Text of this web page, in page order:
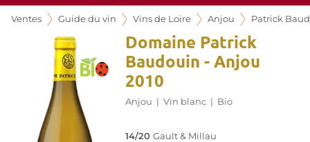
Ventes Guide du vin Vins de Loire Anjou Patrick
Domaine Patrick
Baudouin - Anjou
2010
Anjou | Vin blanc | Bio
14/20 Gault & Millau